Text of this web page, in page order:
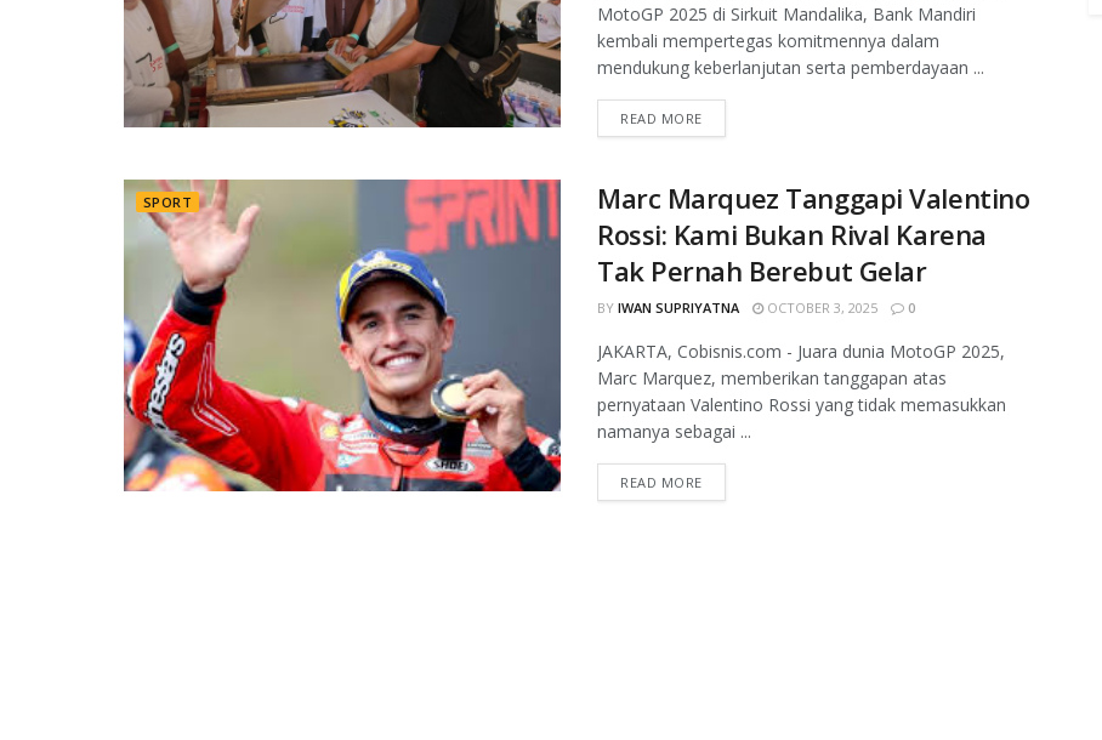
MotoGP 2025 di Sirkuit Mandalika, Bank Mandiri
kembali mempertegas komitmennya dalam
mendukung keberlanjutan serta pemberdayaan ...
READ MORE
SPORT
Marc Marquez Tanggapi Valentino
Rossi: Kami Bukan Rival Karena
Tak Pernah Berebut Gelar
BY IWAN SUPRIYATNA OCTOBER 3, 2025 0
JAKARTA, Cobisnis.com - Juara dunia MotoGP 2025,
Marc Marquez, memberikan tanggapan atas
pernyataan Valentino Rossi yang tidak memasukkan
namanya sebagai ...
READ MORE